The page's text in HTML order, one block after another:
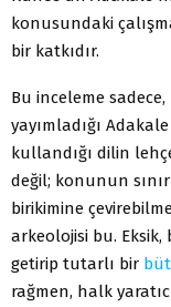
konusundaki
bir katkıdır.
Bu inceleme
yayımladığı
kullandığı dilin
değil; konunun
birikimine
arkeolojisi bu.
getirip tutarlı bir
rağmen, halk